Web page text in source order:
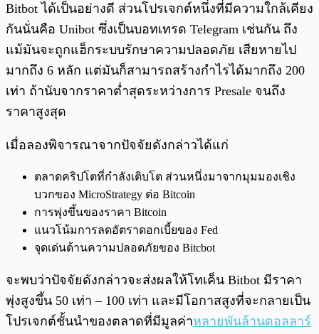
Bitbot ได้เป็นอย่างดี ส่วนโปรเจกต์หนึ่งที่มีความใกล้เคียง
กันนั่นคือ Unibot ซึ่งเป็นบอทเทรด Telegram เช่นกัน ถึง
แม้มันจะถูกแฮ็กระบบรักษาความปลอดภัย เสียหายไป
มากถึง 6 หลัก แต่มันก็สามารถสร้างกำไรได้มากถึง 200
เท่า ถ้านับจากราคาต่ำสุดระหว่างการ Presale จนถึง
ราคาสูงสุด
เมื่อลองพิจารณาจากปัจจัยดังกล่าวได้แก่
ตลาดคริปโตที่กำลังเติบโต ส่วนหนึ่งมาจากมุมมองเชิง
บวกของ MicroStrategy ต่อ Bitcoin
การพุ่งขึ้นของราคา Bitcoin
แนวโน้มการลดอัตราดอกเบี้ยของ Fed
จุดเด่นด้านความปลอดภัยของ Bitcbot
จะพบว่าปัจจัยดังกล่าวจะส่งผลให้โทเค็น Bitbot มีราคา
พุ่งสูงขึ้น 50 เท่า – 100 เท่า และมีโอกาสสูงที่จะกลายเป็น
โปรเจกต์ชั้นนำของตลาดที่มีมูลค่าหลายพันล้านดอลลาร์